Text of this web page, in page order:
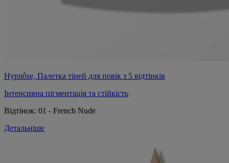
Hypnôse, Палетка тіней для повік з 5 відтінків
Інтенсивна пігментація та стійкість
Відтінок: 01 - French Nude
Детальніше